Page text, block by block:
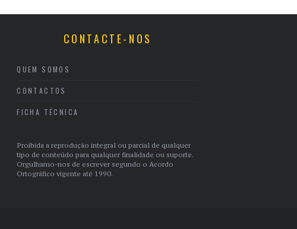
CONTACTE-NOS
QUEM SOMOS
CONTACTOS
FICHA TÉCNICA
Proibida a reprodução integral ou parcial de qualquer
tipo de conteúdo para qualquer finalidade ou suporte.
Orgulhamo-nos de escrever segundo o Acordo
Ortográfico vigente até 1990.